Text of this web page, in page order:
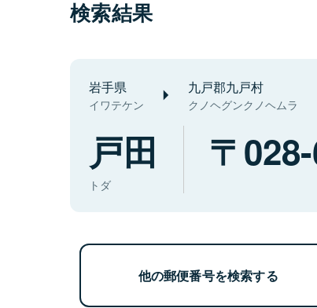
検索結果
岩手県
イワテケン
九戸郡九戸村
クノヘグンクノヘムラ
戸田
トダ
他の郵便番号を検索する